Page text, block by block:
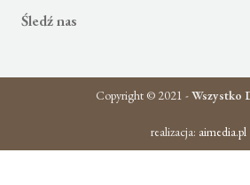
Śledź nas
Copyright © 2021 -Wszystko
realizacja: aimedia.pl